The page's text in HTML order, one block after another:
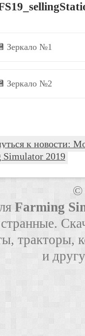
Зеркало №1
Зеркало №2
к новости:
Simulator 2019
©
Farming
и